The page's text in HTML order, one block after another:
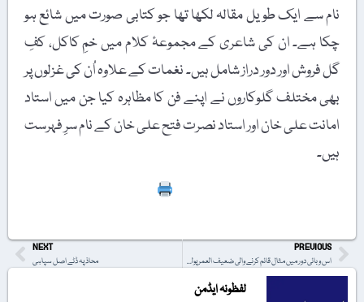
نام سے ایک طویل مقالہ لکھا تھا جو کتابی صورت میں شائع ہو
چکا ہے۔ ان کی شاعری کے مجموعۂ کلام میں خمِ کاکل، کفِ
گل فروش اور دور دراز شامل ہیں۔ نغمات کے علاوہ اُن کی غزلوں پر
بھی مختلف گلوکاروں نے اپنے فن کا مظاہرہ کیا جن میں استاد
امانت علی خان اور استاد نصرت فتح علی خان کے نام سرِ فہرست
ہیں۔
PREVIOUS
اس وبائی دور میں مثال قائم کرنے والی ضعیف العمر پولش خاتون
NEXT
محاذ پہ ڈٹے اصل سپاہی
لفظونہ ایڈمن